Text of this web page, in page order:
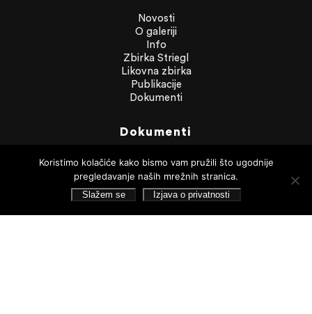
Novosti
O galeriji
Info
Zbirka Striegl
Likovna zbirka
Publikacije
Dokumenti
Dokumenti
Financijska izvješća
Javna nabava
Statut Galerije
Pristup informacijama
Koristimo kolačiće kako bismo vam pružili što ugodnije
pregledavanje naših mrežnih stranica.
Slažem se Izjava o privatnosti